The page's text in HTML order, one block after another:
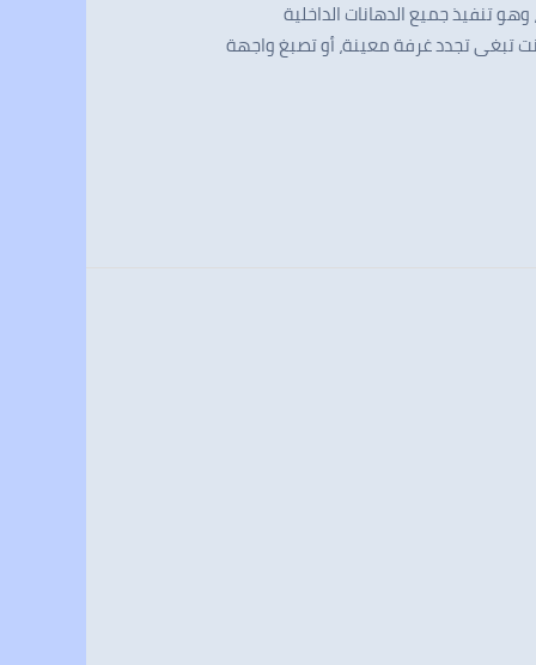
تنفيذ جميع الدهانات الداخلية
تبغى تجدد غرفة معينة، أو تصبغ واجهة